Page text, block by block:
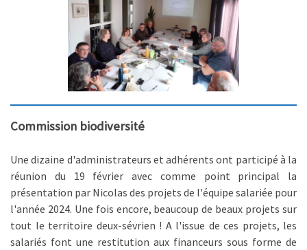
Commission biodiversité
Une dizaine d'administrateurs et adhérents ont participé à la
réunion du 19 février avec comme point principal la
présentation par Nicolas des projets de l'équipe salariée pour
l'année 2024. Une fois encore, beaucoup de beaux projets sur
tout le territoire deux-sévrien ! A l'issue de ces projets, les
salariés font une restitution aux financeurs sous forme de